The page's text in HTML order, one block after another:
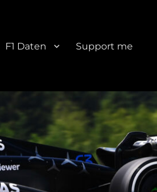
F1 Daten Support me